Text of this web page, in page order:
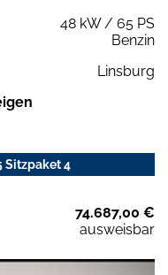
48 kW / 65 PS
Benzin
Linsburg
Sitzpaket 4
74.687,00 €
ausweisbar